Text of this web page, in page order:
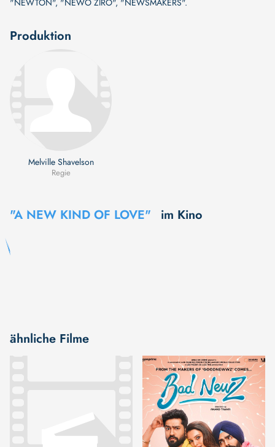
Produktion
Melville Shavelson
Regie
"A NEW KIND OF LOVE" im Kino
ähnliche Filme